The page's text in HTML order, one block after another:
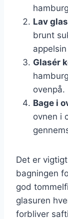
Lav
brunt
Glasér
ovenpå.
Bage i
ovnen i
Det er
bagningen
god
glasuren
forbliver